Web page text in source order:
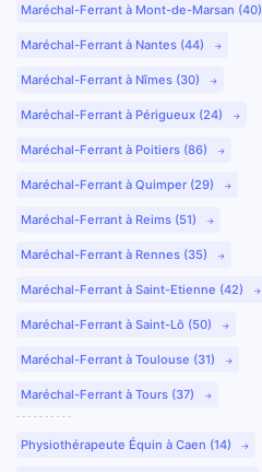
Maréchal-Ferrant à Mont-de-Marsan (40)
Maréchal-Ferrant à Nantes (44)
Maréchal-Ferrant à Nîmes (30)
Maréchal-Ferrant à Périgueux (24)
Maréchal-Ferrant à Poitiers (86)
Maréchal-Ferrant à Quimper (29)
Maréchal-Ferrant à Reims (51)
Maréchal-Ferrant à Rennes (35)
Maréchal-Ferrant à Saint-Etienne (42)
Maréchal-Ferrant à Saint-Lô (50)
Maréchal-Ferrant à Toulouse (31)
Maréchal-Ferrant à Tours (37)
Physiothérapeute Équin à Caen (14)